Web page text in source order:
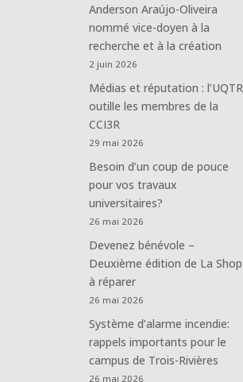
Anderson Araújo-Oliveira
nommé vice-doyen à la
recherche et à la création
2 juin 2026
Médias et réputation : l’UQTR
outille les membres de la
CCI3R
29 mai 2026
Besoin d’un coup de pouce
pour vos travaux
universitaires?
26 mai 2026
Devenez bénévole –
Deuxième édition de La Shop
à réparer
26 mai 2026
Système d’alarme incendie:
rappels importants pour le
campus de Trois-Rivières
26 mai 2026